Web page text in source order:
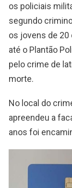
os policiais
segundo
os jovens de 20
até o Plantão
pelo crime de
morte.
No local do
apreendeu a
anos foi